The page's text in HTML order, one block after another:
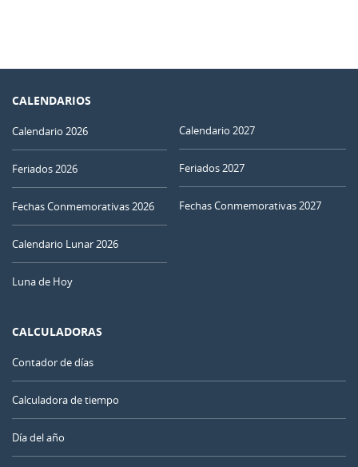
CALENDARIOS
Calendario 2026
Feriados 2026
Fechas Conmemorativas 2026
Calendario Lunar 2026
Luna de Hoy
Calendario 2027
Feriados 2027
Fechas Conmemorativas 2027
CALCULADORAS
Contador de días
Calculadora de tiempo
Día del año